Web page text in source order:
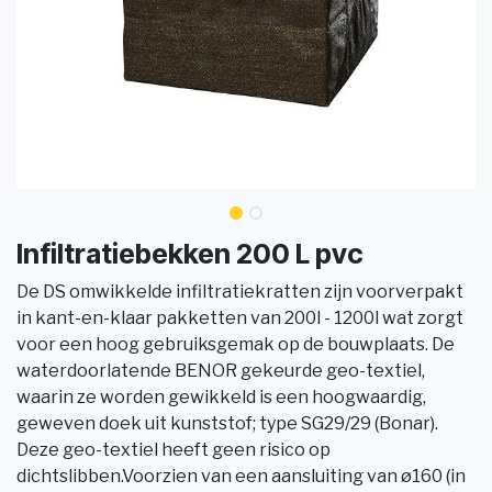
Infiltratiebekken 200 L pvc
De DS omwikkelde in­filtratiekratten zijn voorverpakt
in kant-en-klaar pakketten van 200l - 1200l wat zorgt
voor een hoog gebruiksgemak op de bouwplaats. De
waterdoorlatende BENOR gekeurde geo-textiel,
waarin ze worden gewikkeld is een hoogwaardig,
geweven doek uit kunststof; type SG29/29 (Bonar).
Deze geo-textiel heeft geen risico op
dichtslibben.Voorzien van een aansluiting van ø160 (in